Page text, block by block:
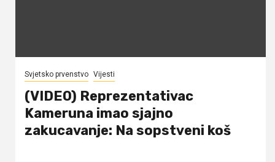
Svjetsko prvenstvo Vijesti
(VIDEO) Reprezentativac
Kameruna imao sjajno
zakucavanje: Na sopstveni koš